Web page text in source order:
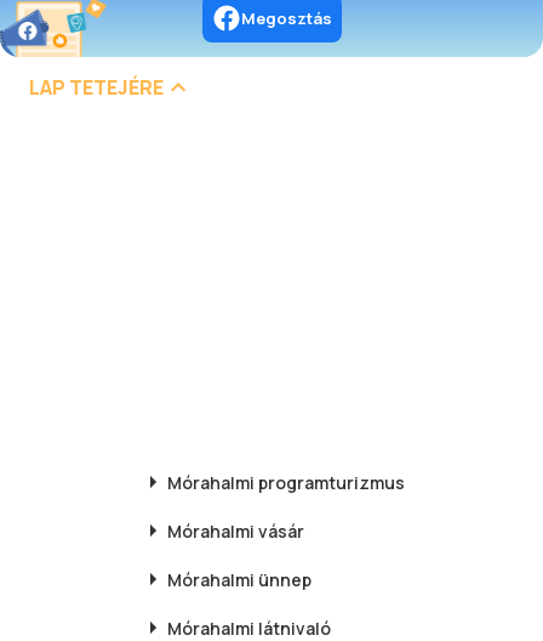
Megosztás
LAP TETEJÉRE
Mórahalmi programturizmus
Mórahalmi vásár
Mórahalmi ünnep
Mórahalmi látnivaló